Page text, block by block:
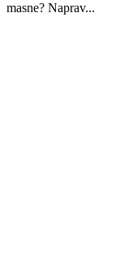
masne? Naprav...